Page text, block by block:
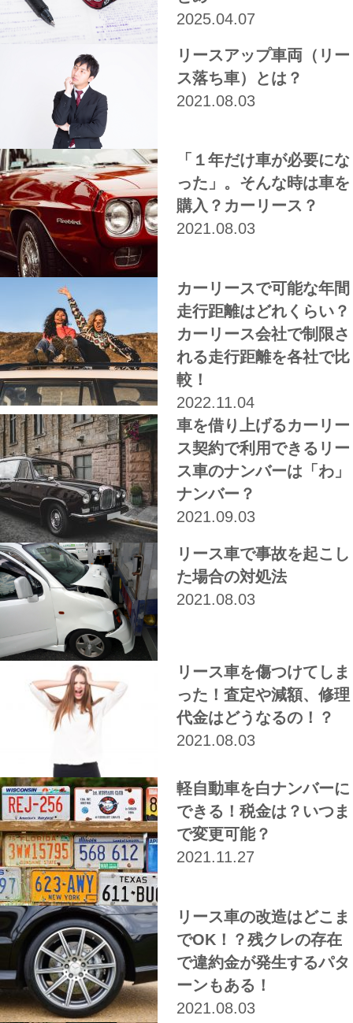
2025.04.07
リースアップ車両（リー
ス落ち車）とは？
2021.08.03
「１年だけ車が必要にな
った」。そんな時は車を
購入？カーリース？
2021.08.03
カーリースで可能な年間
走行距離はどれくらい？
カーリース会社で制限さ
れる走行距離を各社で比
較！
2022.11.04
車を借り上げるカーリー
ス契約で利用できるリー
ス車のナンバーは「わ」
ナンバー？
2021.09.03
リース車で事故を起こし
た場合の対処法
2021.08.03
リース車を傷つけてしま
った！査定や減額、修理
代金はどうなるの！？
2021.08.03
軽自動車を白ナンバーに
できる！税金は？いつま
で変更可能？
2021.11.27
リース車の改造はどこま
でOK！？残クレの存在
で違約金が発生するパタ
ーンもある！
2021.08.03